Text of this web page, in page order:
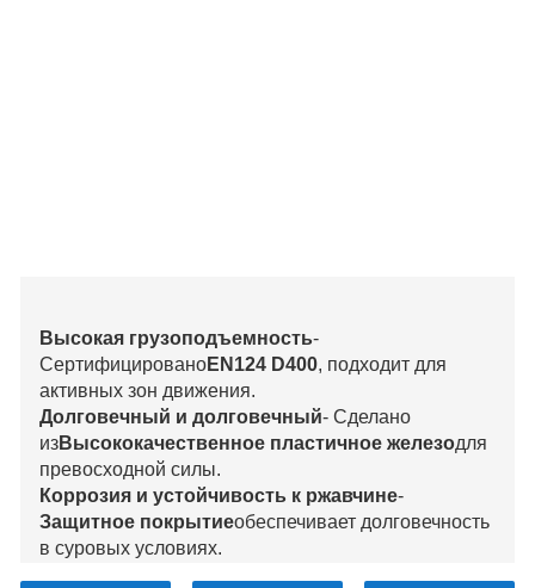
Высокая грузоподъемность-
СертифицированоEN124 D400, подходит для
активных зон движения.
Долговечный и долговечный- Сделано
изВысококачественное пластичное железодля
превосходной силы.
Коррозия и устойчивость к ржавчине-
Защитное покрытиеобеспечивает долговечность
в суровых условиях.